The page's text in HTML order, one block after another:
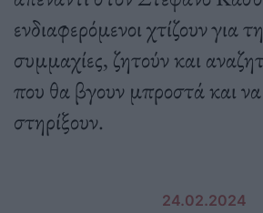
ενδιαφερόμενοι χτίζουν για
συμμαχίες, ζητούν και
που θα βγουν μπροστά και
στηρίξουν.
24.02.2024